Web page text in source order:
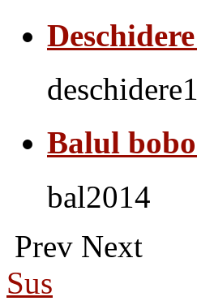
Balul
bal2014
Prev Next
Sus